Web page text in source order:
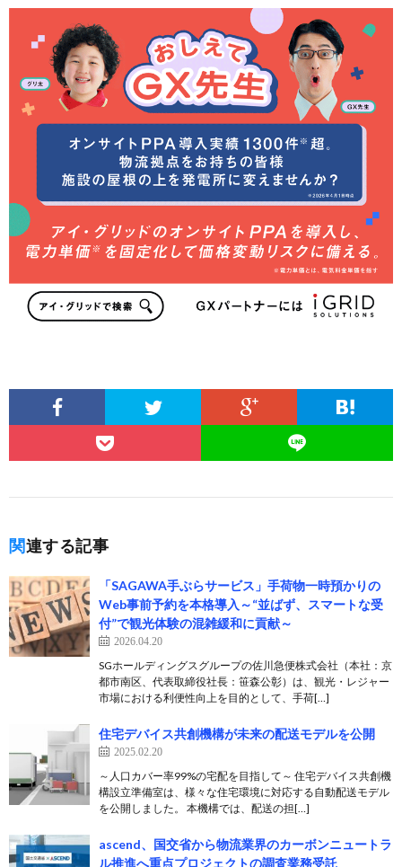
関連する記事
「SAGAWA手ぶらサービス」手荷物一時預かりの
Web事前予約を本格導入～“並ばず、スマートな受
付”で観光体験の混雑緩和に貢献～
2026.04.20
SGホールディングスグループの佐川急便株式会社（本社：京
都市南区、代表取締役社長：笹森公彰）は、観光・レジャー
市場における利便性向上を目的として、手荷[…]
住宅デバイス共創機構が未来の配送モデルを公開
2025.02.20
～人口カバー率99%の宅配を目指して～ 住宅デバイス共創機
構設立準備室は、様々な住宅環境に対応する自動配送モデル
を公開しました。 本機構では、配送の担[…]
ascend、国交省から物流業界のカーボンニュートラ
ル推進へ重点プロジェクトの調査業務受託